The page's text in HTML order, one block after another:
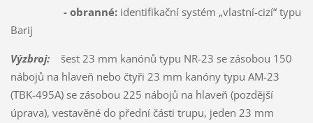
- obranné:identifikační systém „vlastní-cizí“ typu
Barij
Výzbroj:šest 23 mm kanónů typu NR-23 se zásobou 150
nábojů na hlaveň nebo čtyři 23 mm kanóny typu AM-23
(TBK-495A) se zásobou 225 nábojů na hlaveň (pozdější
úprava), vestavěné do přední části trupu, jeden 23 mm